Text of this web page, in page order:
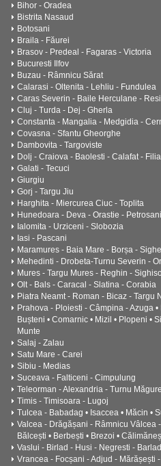
Bihor - Oradea
Bistrita Nasaud
Botosani
Braila - Făurei
Brasov - Predeal - Fagaras - Victoria
Bucuresti Ilfov
Buzau - Râmnicu Sărat
Calarasi - Oltenita - Lehliu - Fundulea
Caras Severin - Baile Herculane -
Cluj - Turda - Dej - Gherla
Constanta - Mangalia - Medgidia -
Covasna - Sfantu Gheorghe
Dambovita - Targoviste
Dolj - Craiova - Baolesti - Calafat -
Galati - Tecuci
Giurgiu
Gorj - Targu Jiu
Harghita - Miercurea Ciuc - Toplita
Hunedoara - Deva - Orastie - Petrosani
Ialomita - Urziceni - Slobozia
Iasi - Pascani
Maramures - Baia Mare - Borșa -
Mehedinti - Drobeta-Turnu Severin -
Mures - Targu Mures - Reghin -
Olt - Bals - Caracal - Slatina - Corabia
Piatra Neamt - Roman - Bicaz - Targu
Prahova - Ploiesti - Câmpina - Azuga
Bușteni • Comarnic • Mizil • Plopeni •
Munte
Salaj - Zalau
Satu Mare - Carei
Sibiu - Medias
Suceava - Falticeni - Cimpulung
Teleorman - Alexandria - Turnu
Timis - Timisoara - Lugoj
Tulcea - Babadag • Isaccea • Măcin •
Valcea - Drăgășani - Râmnicu Vâlcea
Bălcești • Berbești • Brezoi •
Vaslui - Birlad - Husi - Negresti - Barlad
Vrancea - Focșani - Adjud - Mărășești